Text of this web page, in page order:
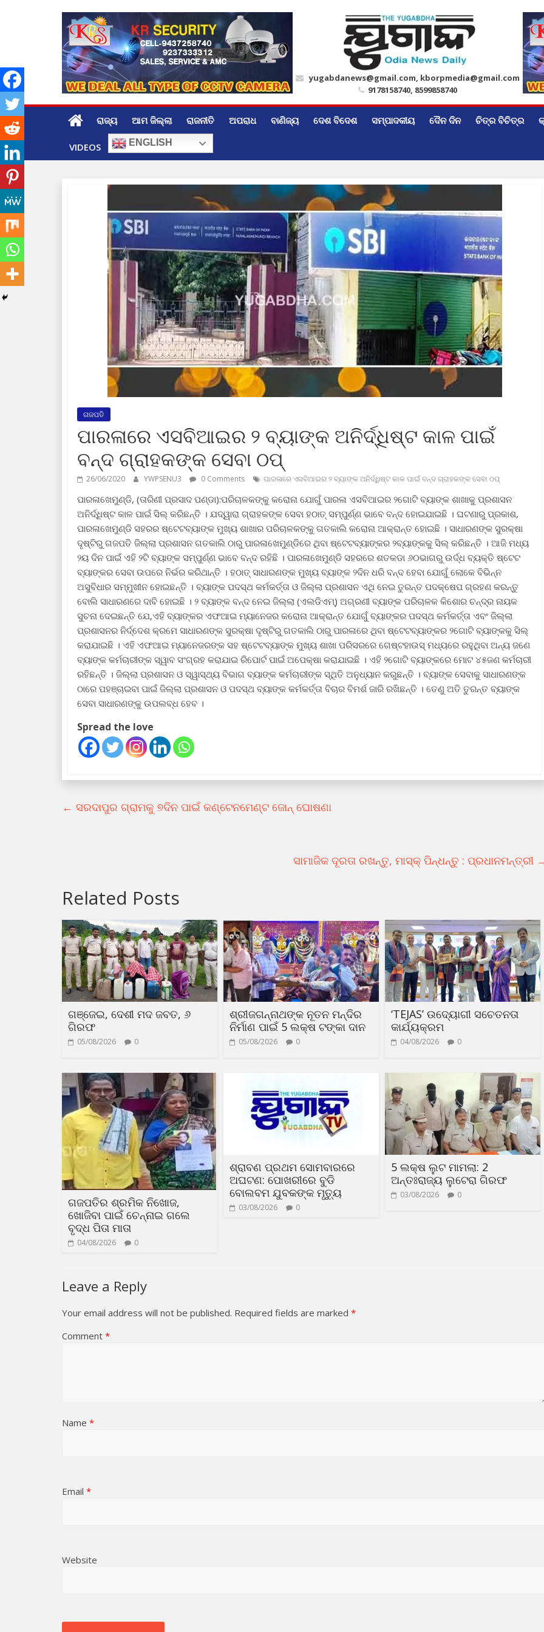
yugabdanews@gmail.com, kborpmedia@gmail.com
9178158740, 8599858740
ରାଜ୍ୟ ଆମ ଜିଲ୍ଲା ରାଜନୀତି ଅପରାଧ ବାଣିଜ୍ୟ ଦେଶ ବିଦେଶ ସମ୍ପାଦକୀୟ ଦୈନ ଦିନ ଚିତ୍ର ବିଚିତ୍ର
VIDEOS ENGLISH
ଗଜପତି
ପାରଳାରେ ଏସବିଆଇର ୨ ବ୍ୟାଙ୍କ ଅନିର୍ଦ୍ଧିଷ୍ଟ କାଳ ପାଇଁ
ବନ୍ଦ ଗ୍ରାହକଙ୍କ ସେବା ଠପ୍
26/06/2020 YWPSENU3 0 Comments ପାରଳାରେ ଏସବିଆଇର ୨ ବ୍ୟାଙ୍କ ଅନିର୍ଦ୍ଧିଷ୍ଟ କାଳ ପାଇଁ ବନ୍ଦ ଗ୍ରାହକଙ୍କ ସେବା ଠପ୍
ପାରଳାଖେମୁଣ୍ଡି, (ତାରିଣୀ ପ୍ରସାଦ ପଣ୍ଡା):ପରିଚାଳକଙ୍କୁ କରୋନା ଯୋଗୁଁ ପାରଳା ଏସବିଆଇର ୨ଗୋଟି ବ୍ୟାଙ୍କ ଶାଖାକୁ ପ୍ରଶାସନ
ଅନିର୍ଦ୍ଧିଷ୍ଟ କାଳ ପାଇଁ ସିଲ୍ କରିଛନ୍ତି । ଯଦ୍ୱାରା ଗ୍ରାହକଙ୍କ ସେବା ହଠାତ୍ ସମ୍ପୁର୍ଣ୍ଣ ଭାବେ ବନ୍ଦ ହୋଇଯାଇଛି । ଘଟଣାରୁ ପ୍ରକାଶ,
ପାରଳାଖେମୁଣ୍ଡି ସହରର ଷ୍ଟେଟବ୍ୟାଙ୍କ ମୁଖ୍ୟ ଶାଖାର ପରିଚାଳକଙ୍କୁ ଗତକାଲି କରୋନା ଆକ୍ରାନ୍ତ ହୋଇଛି । ସାଧାରଣଙ୍କ ସୁରକ୍ଷା
ଦୃଷ୍ଟିରୁ ଗଜପତି ଜିଲ୍ଲା ପ୍ରଶାସନ ଗତକାଲି ଠାରୁ ପାରଳାଖେମୁଣ୍ଡିରେ ଥିବା ଷ୍ଟେଟବ୍ୟାଙ୍କର ୨ବ୍ୟାଙ୍କକୁ ସିଲ୍ କରିଛନ୍ତି । ଆଜି ମଧ୍ୟ
୨ୟ ଦିନ ପାଇଁ ଏହି ୨ଟି ବ୍ୟାଙ୍କ ସମ୍ପୁର୍ଣ୍ଣ ଭାବେ ବନ୍ଦ ରହିଛି । ପାରଳାଖେମୁଣ୍ଡି ସହରରେ ଶତକଡା ୬୦ଭାଗରୁ ଉର୍ଦ୍ଧ ବ୍ୟକ୍ତି ଷ୍ଟେଟ
ବ୍ୟାଙ୍କର ସେବା ଉପରେ ନିର୍ଭର କରିଥାନ୍ତି । ହଠାତ୍ ସାଧାରଣଙ୍କ ମୁଖ୍ୟ ବ୍ୟାଙ୍କ ୨ଦିନ ଧରି ବନ୍ଦ ହେବା ଯୋଗୁଁ ଲୋକେ ବିଭିନ୍ନ
ଅସୁବିଧାର ସମ୍ମୁଖୀନ ହୋଇଛନ୍ତି । ବ୍ୟାଙ୍କ ପଦସ୍ଥ କର୍ମକର୍ତ୍ତା ଓ ଜିଲ୍ଲା ପ୍ରଶାସନ ଏଥି ନେଇ ତୁରନ୍ତ ପଦକ୍ଷେପ ଗ୍ରହଣ କରନ୍ତୁ
ବୋଲି ସାଧାରଣରେ ଦାବି ହୋଇଛି । ୨ ବ୍ୟାଙ୍କ ବନ୍ଦ ନେଇ ଜିଲ୍ଲା (ଏଲଡିଏମ୍‌) ଅଗ୍ରଣୀ ବ୍ୟାଙ୍କ ପରିଚାଳକ କିଶୋର ଚନ୍ଦ୍ର ନାୟକ
ସୁଚନା ଦେଇଛନ୍ତି ଯେ,ଏହି ବ୍ୟାଙ୍କର ଏଫଆଇ ମ୍ୟାନେଜର କରୋନା ଆକ୍ରାନ୍ତ ଯୋଗୁଁ ବ୍ୟାଙ୍କର ପଦସ୍ଥ କର୍ମକର୍ତ୍ତା ଏବଂ ଜିଲ୍ଲା
ପ୍ରଶାସନର ନିର୍ଦ୍ଦେଶ କ୍ରମେ ସାଧାରଣଙ୍କ ସୁରକ୍ଷା ଦୃଷ୍ଟିରୁ ଗତକାଲି ଠାରୁ ପାରଳାରେ ଥିବା ଷ୍ଟେଟବ୍ୟାଙ୍କର ୨ଗୋଟି ବ୍ୟାଙ୍କକୁ ସିଲ୍
କରାଯାଇଛି । ଏହି ଏଫଆଇ ମ୍ୟାନେଜରଙ୍କ ସହ ଷ୍ଟେଟବ୍ୟାଙ୍କ ମୁଖ୍ୟ ଶାଖା ପରିସରରେ ଗେଷ୍ଟହାଉସ୍ ମଧ୍ୟରେ ରହୁଥିବା ଅନ୍ୟ ଜଣେ
ବ୍ୟାଙ୍କ କର୍ମଚାରୀଙ୍କ ସ୍ୱାବ ସଂଗ୍ରହ କରାଯାଇ ରିପୋର୍ଟ ପାଇଁ ଅପେକ୍ଷା କରାଯାଇଛି । ଏହି ୨ଗୋଟି ବ୍ୟାଙ୍କରେ ମୋଟ ୪୫ଜଣ କର୍ମଚାରୀ
ରହିଛନ୍ତି । ଜିଲ୍ଲା ପ୍ରଶାସନ ଓ ସ୍ୱାସ୍ଥ୍ୟ ବିଭାଗ ବ୍ୟାଙ୍କ କର୍ମଚାରୀଙ୍କ ସ୍ଥିତି ଅନୁଧ୍ୟାନ କରୁଛନ୍ତି । ବ୍ୟାଙ୍କ ସେବାକୁ ସାଧାରଣଙ୍କ
ଠାରେ ପହଞ୍ଚାଇବା ପାଇଁ ଜିଲ୍ଲା ପ୍ରଶାସନ ଓ ପଦସ୍ଥ ବ୍ୟାଙ୍କ କର୍ମକର୍ତ୍ତା ବିଚାର ବିମର୍ଶ ଜାରି ରଖିଛନ୍ତି । ତେଣୁ ଅତି ତୁରନ୍ତ ବ୍ୟାଙ୍କ
ସେବା ସାଧାରଣଙ୍କୁ ଉପଲବ୍ଧ ହେବ ।
Spread the love
← ସରଦାପୁର ଗ୍ରାମକୁ ୭ଦିନ ପାଇଁ କଣ୍ଟେନମେଣ୍ଟ ଜୋନ୍ ଘୋଷଣା
ସାମାଜିକ ଦୂରତା ରଖନ୍ତୁ, ମାସ୍କ୍ ପିନ୍ଧନ୍ତୁ : ପ୍ରଧାନମନ୍ତ୍ରୀ
Related Posts
ଗଞ୍ଜେଇ, ଦେଶୀ ମଦ ଜବତ, ୬
ଗିରଫ
05/08/2026 0
ଶ୍ରୀଜଗନ୍ନାଥଙ୍କ ନୂତନ ମନ୍ଦିର
ନିର୍ମାଣ ପାଇଁ 5 ଲକ୍ଷ ଟଙ୍କା ଦାନ
05/08/2026 0
‘TEJAS’ ଉଦ୍ୟୋଗୀ ସଚେତନତା
କାର୍ଯ୍ୟକ୍ରମ
04/08/2026 0
ଗଜପତିର ଶ୍ରମିକ ନିଖୋଜ,
ଖୋଜିବା ପାଇଁ ଚେନ୍ନାଇ ଗଲେ
ବୃଦ୍ଧ ପିତା ମାତା
04/08/2026 0
ଶ୍ରାବଣ ପ୍ରଥମ ସୋମବାରରେ
ଅଘଟଣ: ପୋଖରୀରେ ବୁଡି
ବୋଲବମ ଯୁବକଙ୍କ ମୃତ୍ୟୁ
03/08/2026 0
5 ଲକ୍ଷ ଲୁଟ ମାମଲା: 2
ଅନ୍ତଃରାଜ୍ୟ ଲୁଟେରା ଗିରଫ
03/08/2026 0
Leave a Reply
Your email address will not be published. Required fields are marked *
Comment *
Name *
Email *
Website